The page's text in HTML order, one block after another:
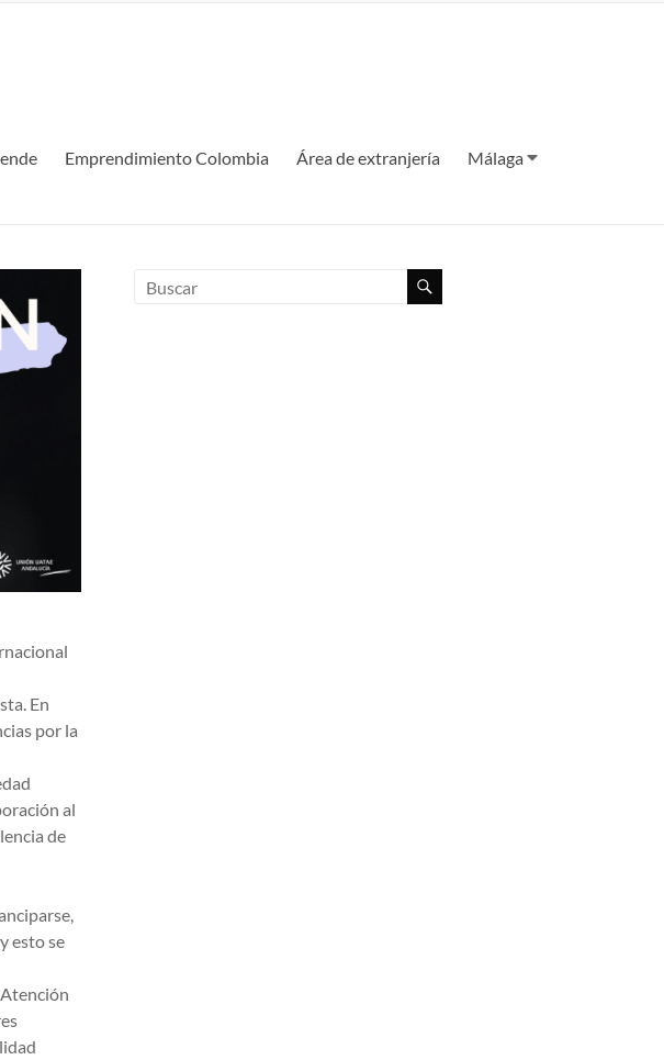
Emprendimiento Colombia Área de extranjería
Málaga
En
por la
al
de
esto se